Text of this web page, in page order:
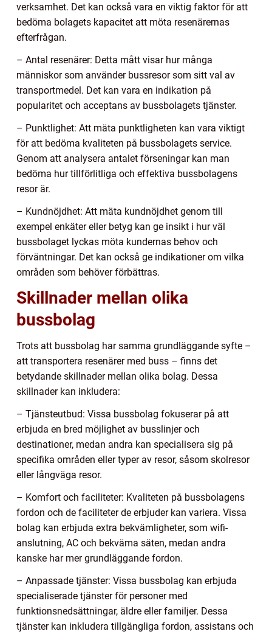
verksamhet. Det kan också vara en viktig faktor för att
bedöma bolagets kapacitet att möta resenärernas
efterfrågan.
– Antal resenärer: Detta mått visar hur många
människor som använder bussresor som sitt val av
transportmedel. Det kan vara en indikation på
popularitet och acceptans av bussbolagets tjänster.
– Punktlighet: Att mäta punktligheten kan vara viktigt
för att bedöma kvaliteten på bussbolagets service.
Genom att analysera antalet förseningar kan man
bedöma hur tillförlitliga och effektiva bussbolagens
resor är.
– Kundnöjdhet: Att mäta kundnöjdhet genom till
exempel enkäter eller betyg kan ge insikt i hur väl
bussbolaget lyckas möta kundernas behov och
förväntningar. Det kan också ge indikationer om vilka
områden som behöver förbättras.
Skillnader mellan olika
bussbolag
Trots att bussbolag har samma grundläggande syfte –
att transportera resenärer med buss – finns det
betydande skillnader mellan olika bolag. Dessa
skillnader kan inkludera:
– Tjänsteutbud: Vissa bussbolag fokuserar på att
erbjuda en bred möjlighet av busslinjer och
destinationer, medan andra kan specialisera sig på
specifika områden eller typer av resor, såsom skolresor
eller långväga resor.
– Komfort och faciliteter: Kvaliteten på bussbolagens
fordon och de faciliteter de erbjuder kan variera. Vissa
bolag kan erbjuda extra bekvämligheter, som wifi-
anslutning, AC och bekväma säten, medan andra
kanske har mer grundläggande fordon.
– Anpassade tjänster: Vissa bussbolag kan erbjuda
specialiserade tjänster för personer med
funktionsnedsättningar, äldre eller familjer. Dessa
tjänster kan inkludera tillgängliga fordon, assistans och